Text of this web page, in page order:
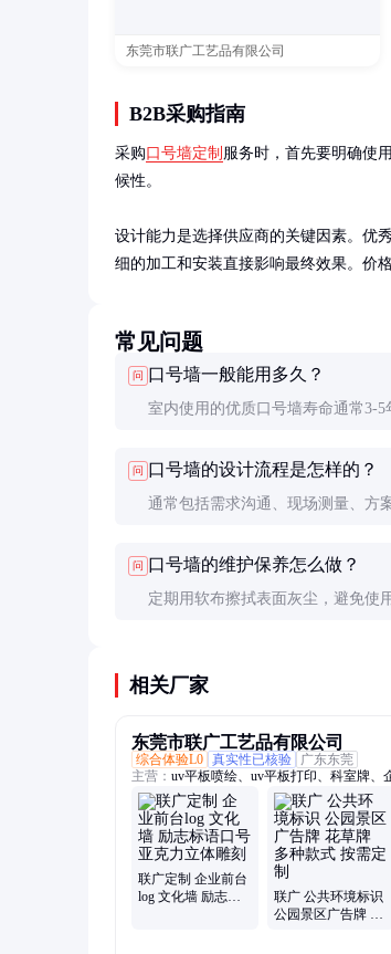
东莞市联广工艺品有限公司
B2B采购指南
采购 口号墙定制 服务时，首先要明确使
候性。
设计能力是选择供应商的关键因素。优
细的加工和安装直接影响最终效果。价
常见问题
问 口号墙一般能用多久？
室内使用的优质口号墙寿命通常3-5
期清洁和检查可以延长使用寿命。
问 口号墙的设计流程是怎样的？
通常包括需求沟通、现场测量、方
了解最终效果。
问 口号墙的维护保养怎么做？
定期用软布擦拭表面灰尘，避免使
相关厂家
东莞市联广工艺品有限公司
综合体验L0 真实性已核验
广东东莞
主营： uv平板喷绘、uv平板打印、科室牌、
牌定制、标识标牌、标牌打印、喷绘打印、
牌、办公室门牌、亚克力雕刻、工艺品打印
联广定制 企业前台
log 文化墙 励志标
联广 公共环境标识
公园景区广告牌 花